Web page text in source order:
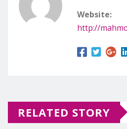
Website:
http://
RELATED STORY